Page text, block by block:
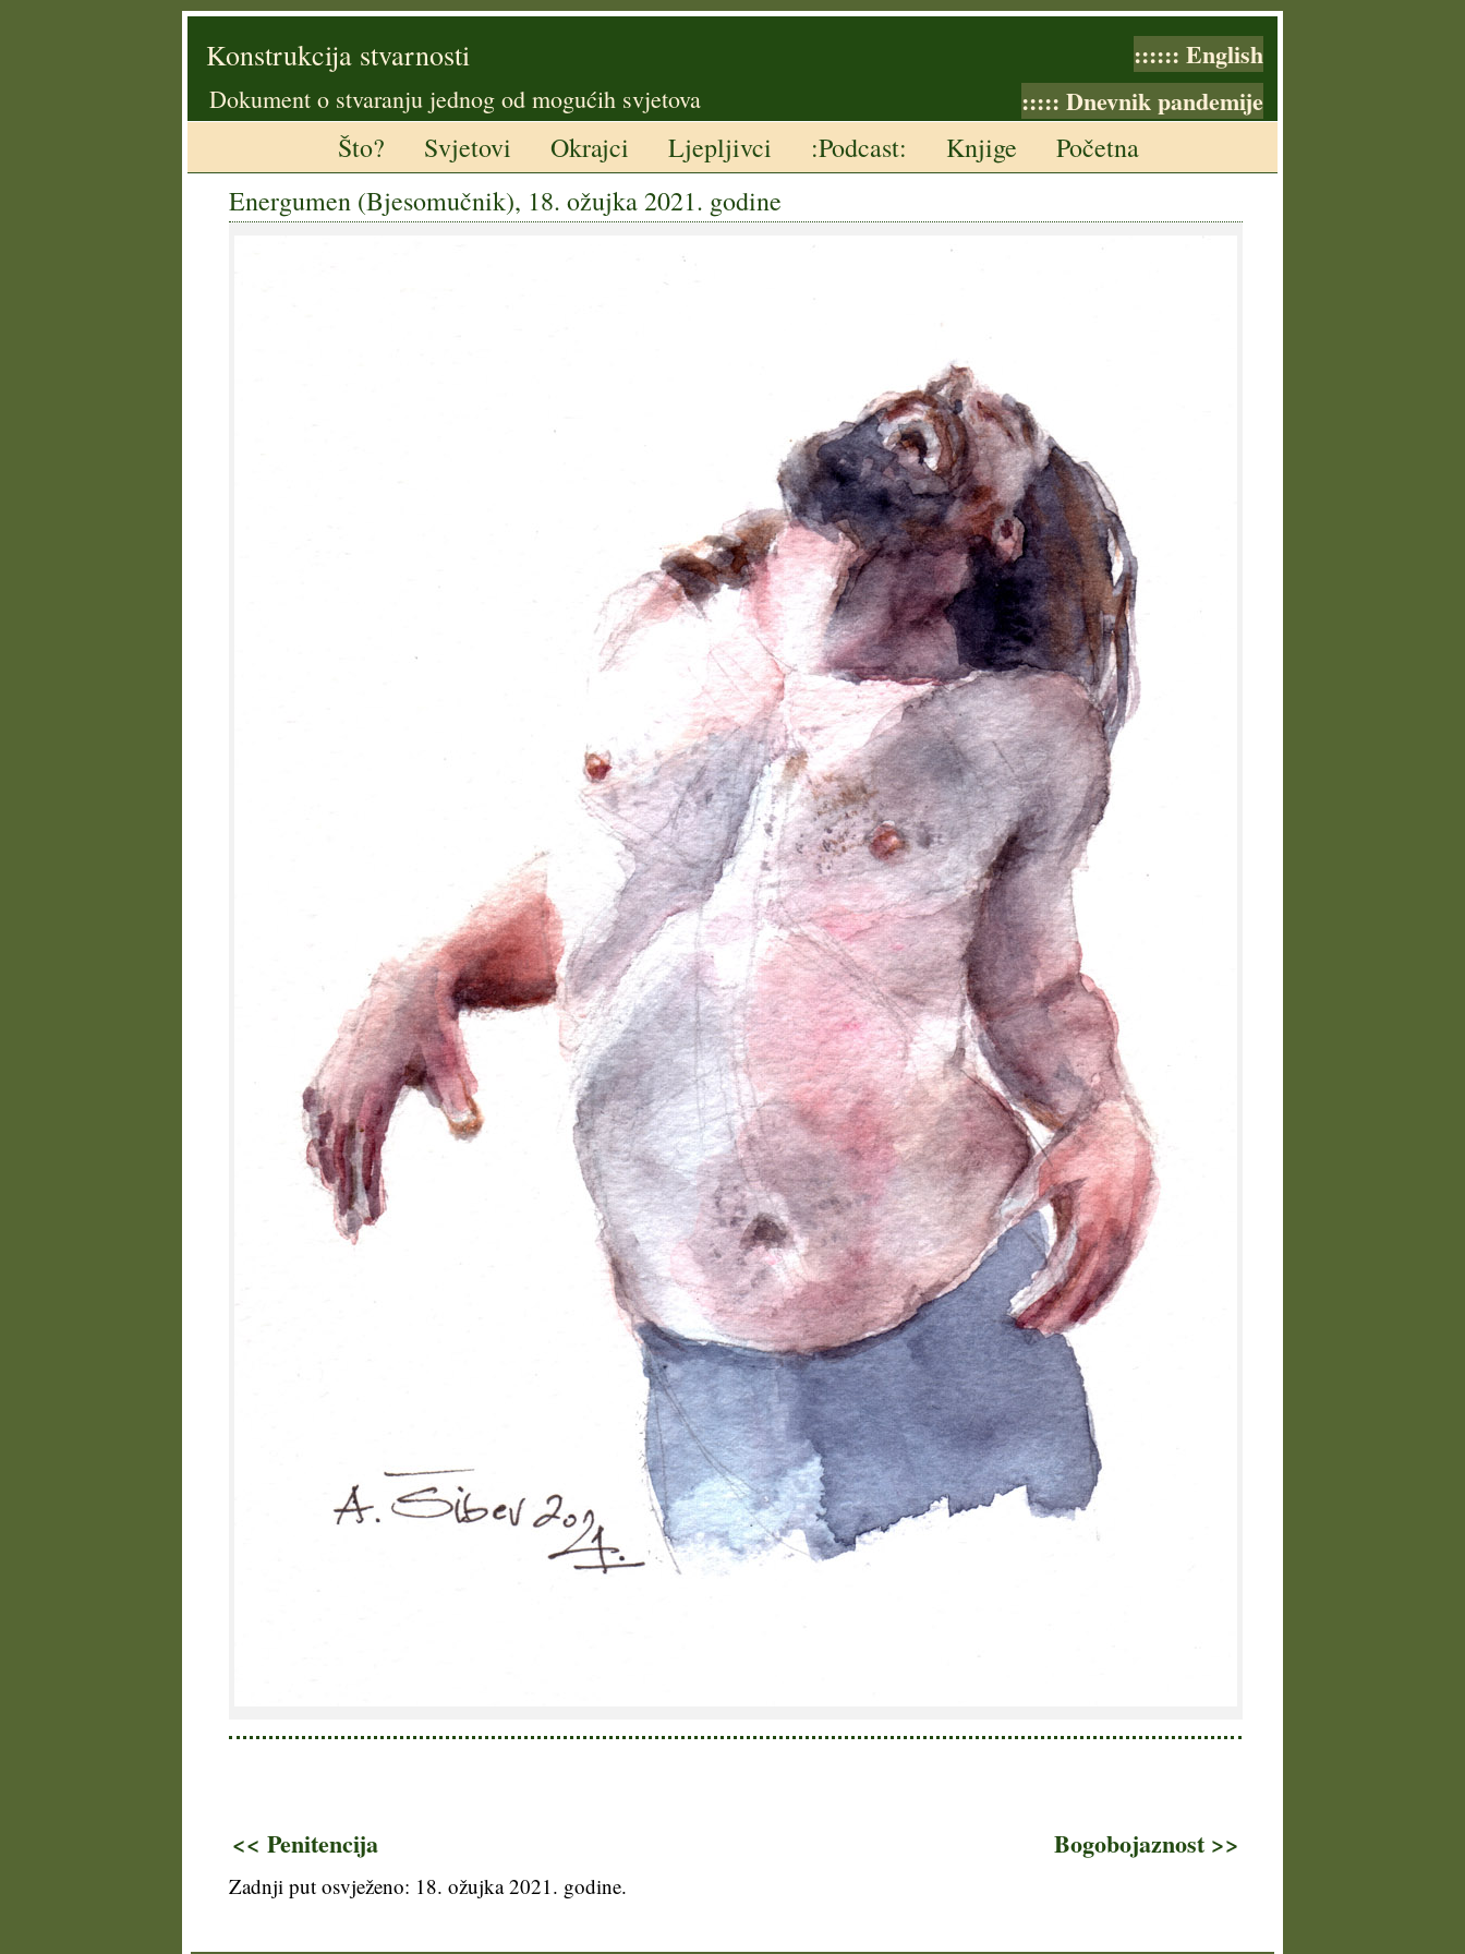
Konstrukcija stvarnosti :::::: English
Dokument o stvaranju jednog od mogućih svjetova ::::: Dnevnik pandemije
Što? Svjetovi Okrajci Ljepljivci :Podcast: Knjige
Početna
Energumen (Bjesomučnik), 18. ožujka 2021. godine
<< Penitencija Bogobojaznost >>
Zadnji put osvježeno: 18. ožujka 2021. godine.